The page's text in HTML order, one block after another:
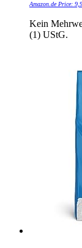
Amazon.de Price:
Kein
(1) UStG.